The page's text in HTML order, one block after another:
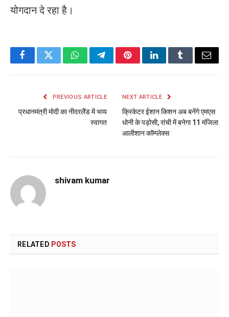
योगदान दे रहा है।
FacebookTwitterWhatsAppTelegramPinterestLinkedInTumblrEmail
PREVIOUS ARTICLE
प्रधानमंत्री मोदी का नीदरलैंड में भव्य
स्वागत
NEXT ARTICLE
क्रिकेटर ईशान किशन अब बनेंगे एमएस
धोनी के पड़ोसी, रांची में बनेगा 11 मंजिला
आलीशान कॉम्प्लेक्स
shivam kumar
RELATED POSTS